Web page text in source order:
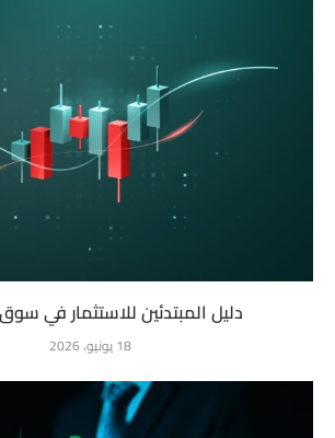
دليل المبتدئين للاستثمار في
18 يونيو، 2026